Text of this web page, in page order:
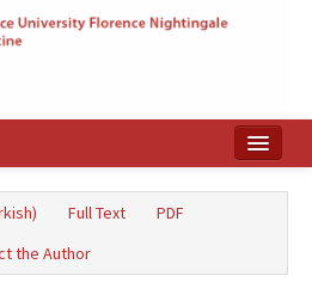
Türkçe
Full Text
PDF
the Author